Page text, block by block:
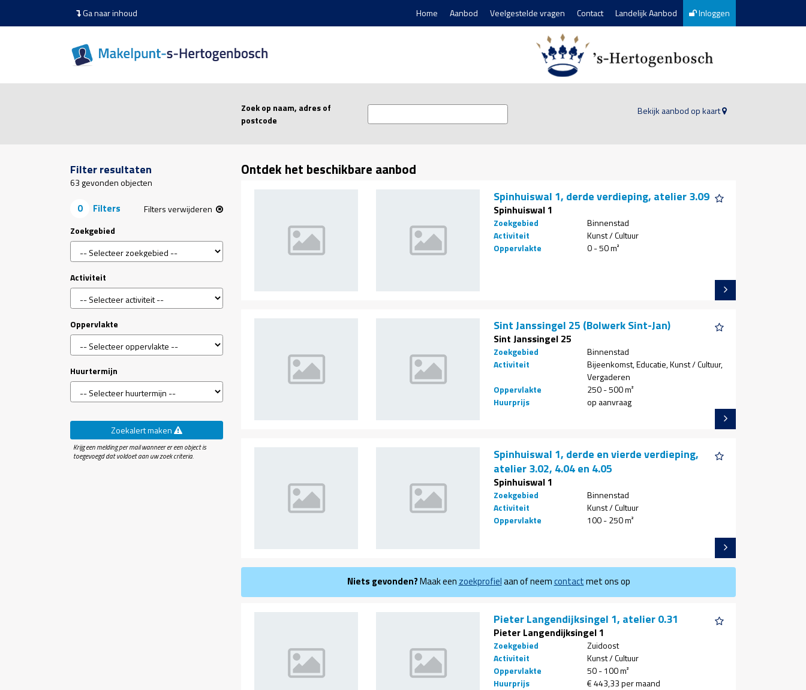
Ga naar inhoud Home Aanbod Veelgestelde vragen Contact Landelijk Aanbod Inloggen
Zoek op naam, adres of
postcode
Bekijk aanbod op kaart
Filter resultaten
63gevonden objecten
0 Filters
Filters verwijderen
Zoekgebied
Activiteit
Oppervlakte
Huurtermijn
Zoekalert maken
Krijg een melding per mail wanneer er een object is
toegevoegd dat voldoet aan uw zoek criteria.
Ontdek het beschikbare aanbod
Spinhuiswal 1, derde verdieping, atelier 3.09
Spinhuiswal 1
Zoekgebied
Binnenstad
Activiteit
Kunst / Cultuur
Oppervlakte
0 - 50 m²
Sint Janssingel 25 (Bolwerk Sint-Jan)
Sint Janssingel 25
Zoekgebied
Binnenstad
Activiteit
Bijeenkomst, Educatie, Kunst / Cultuur,
Vergaderen
Oppervlakte
250 - 500 m²
Huurprijs
op aanvraag
Spinhuiswal 1, derde en vierde verdieping,
atelier 3.02, 4.04 en 4.05
Spinhuiswal 1
Zoekgebied
Binnenstad
Activiteit
Kunst / Cultuur
Oppervlakte
100 - 250 m²
Niets gevonden?Maak een zoekprofielaan of neemcontactmet ons op
Pieter Langendijksingel 1, atelier 0.31
Pieter Langendijksingel 1
Zoekgebied
Zuidoost
Activiteit
Kunst / Cultuur
Oppervlakte
50 - 100 m²
Huurprijs
€ 443,33 per maand